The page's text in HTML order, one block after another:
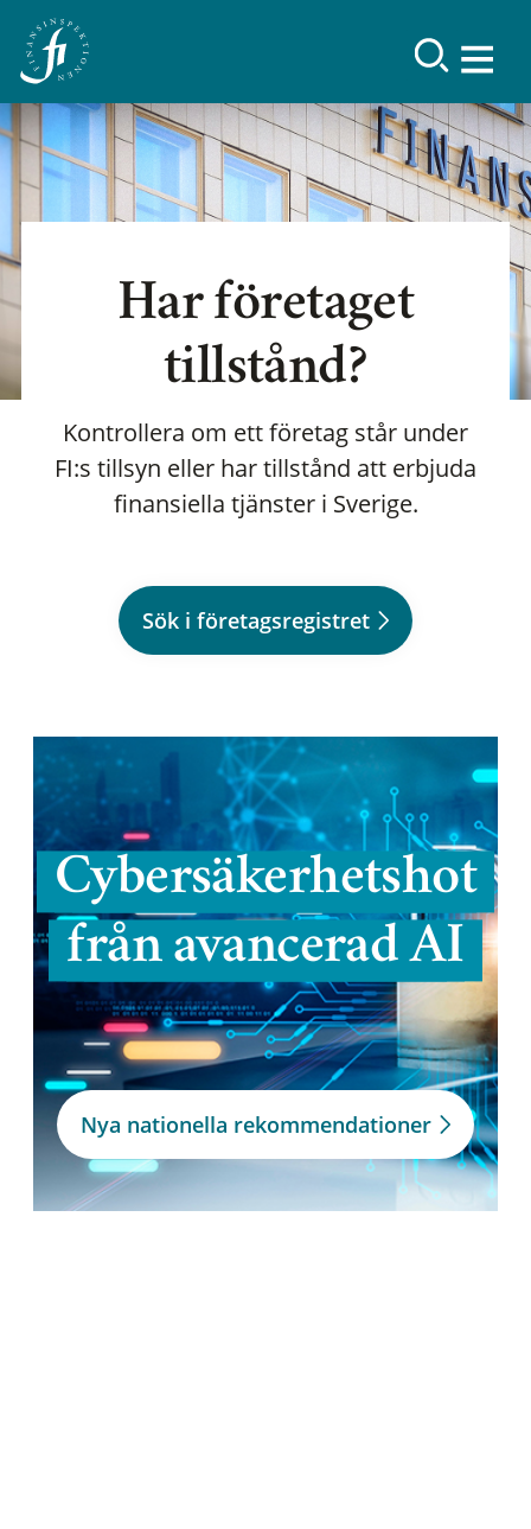
Har företaget
tillstånd?
Kontrollera om ett företag står under
FI:s tillsyn eller har tillstånd att erbjuda
finansiella tjänster i Sverige.
Sök i företagsregistret
Cybersäkerhetshot
från avancerad AI
Nya nationella rekommendationer